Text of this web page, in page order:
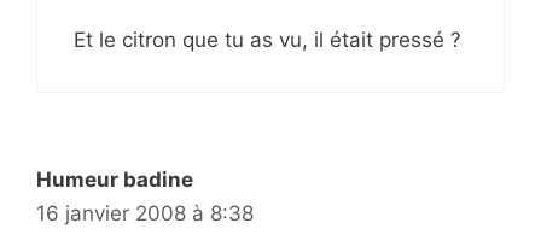
Et le citron que tu as vu, il était pressé ?
Humeur badine
16 janvier 2008 à 8:38